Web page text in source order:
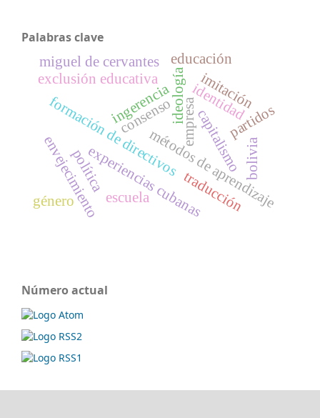
Palabras clave
formación de directivosmétodos de aprendizaje
experiencias cubanas
capitalismo
consensoideología partidos
política bolivia
ingerencia
escuela
exclusión educativa
envejecimiento
empresaidentidad
género
imitación
traducción
educación
miguel de cervantes
Número actual